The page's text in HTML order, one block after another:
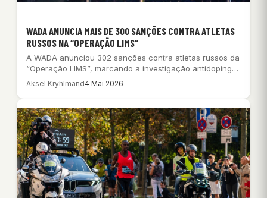
WADA ANUNCIA MAIS DE 300 SANÇÕES CONTRA ATLETAS
RUSSOS NA “OPERAÇÃO LIMS”
A WADA anunciou 302 sanções contra atletas russos da
“Operação LIMS”, marcando a investigação antidoping…
Aksel Kryhlmand4 Mai 2026